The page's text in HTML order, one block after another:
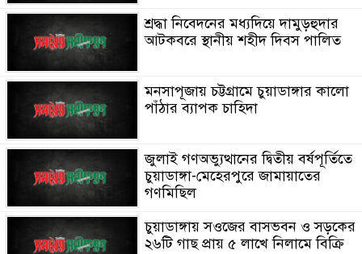
শ্রদ্ধা নিবেদনের মধ্যদিয়ে দামুড়হুদার
আটকবরে স্থানীয় শহীদ দিবস পালিত
মনসাপূজায় চট্টগ্রামে চুয়াডাঙ্গার কালো
পাঁঠার ব্যাপক চাহিদা
জুলাই গণঅভ্যুত্থানের দ্বিতীয় বর্ষপূর্তিতে
চুয়াডাঙ্গা-মেহেরপুরে জামায়াতের
গণমিছিল
চুয়াডাঙ্গায় সওজের বাসভবন ও সড়কের
২৬টি গাছ প্রায় ৫ লাখে নিলামে বিক্রি